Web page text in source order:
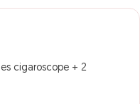
cigaroscope + 2